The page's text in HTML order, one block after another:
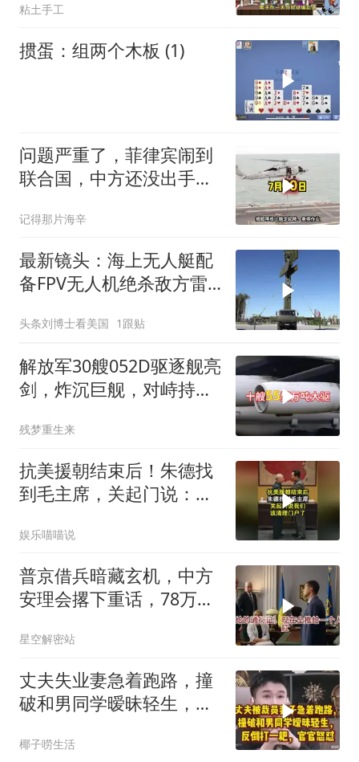
粘土手工
掼蛋：组两个木板 (1)
问题严重了，菲律宾闹到
联合国，中方还没出手，
记得那片海辛
最新镜头：海上无人艇配
备FPV无人机绝杀敌方雷
杀等！
头条刘博士看美国 1跟贴
解放军30艘052D驱逐舰亮
剑，炸沉巨舰，对峙持续
残梦重生来
抗美援朝结束后！朱德找
到毛主席，关起门说：我
娱乐喵喵说
普京借兵暗藏玄机，中方
安理会撂下重话，78万件
星空解密站
丈夫失业妻急着跑路，撞
破和男同学暧昧轻生，反
椰子唠生活